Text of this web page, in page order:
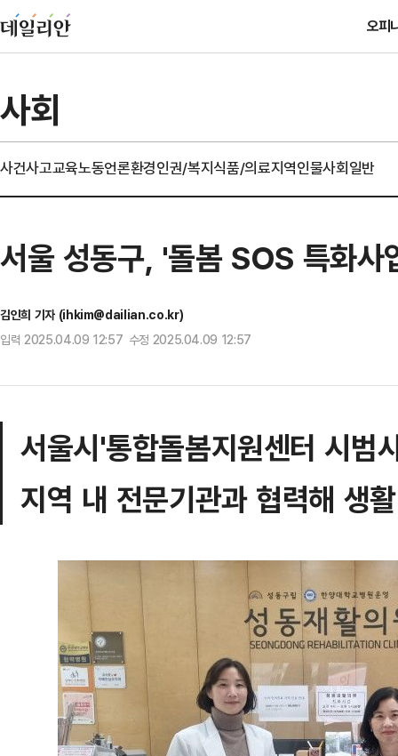
오피
사회
사건사고교육노동언론환경인권/복지식품/의료지역인물사회일반
서울 성동구, '돌봄 SOS 특화
김인희 기자 (ihkim@dailian.co.kr)
입력 2025.04.09 12:57 수정 2025.04.09 12:57
서울시'통합돌봄지원센터 시범
지역 내 전문기관과 협력해 생